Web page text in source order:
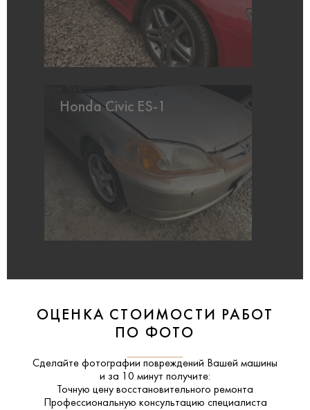
Honda Civic ES-1
ОЦЕНКА СТОИМОСТИ РАБОТ
ПО ФОТО
Сделайте фотографии повреждений Вашей машины
и за 10 минут получите:
Точную цену восстановительного ремонта
Профессиональную консультацию специалиста